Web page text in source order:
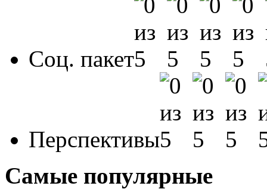
Соц. пакет
Перспективы
Самые популярные